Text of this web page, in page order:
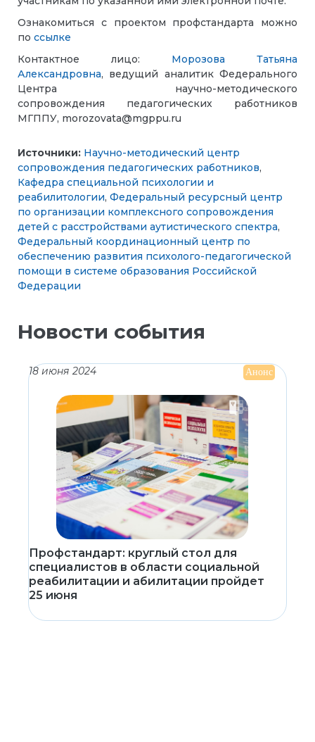
Ознакомиться с проектом профстандарта можно
по ссылке
Контактное лицо:
Морозова Татьяна
Александровна, ведущий аналитик Федерального
Центра научно-методического
сопровождения педагогических работников
МГППУ, morozovata@mgppu.ru
Источники: Научно-методический центр
сопровождения педагогических работников,
Кафедра специальной психологии и
реабилитологии, Федеральный ресурсный центр
по организации комплексного сопровождения
детей с расстройствами аутистического спектра,
Федеральный координационный центр по
обеспечению развития психолого-педагогической
помощи в системе образования Российской
Федерации
Новости события
18 июня 2024 Анонс
Профстандарт: круглый стол для
специалистов в области социальной
реабилитации и абилитации пройдет
25 июня